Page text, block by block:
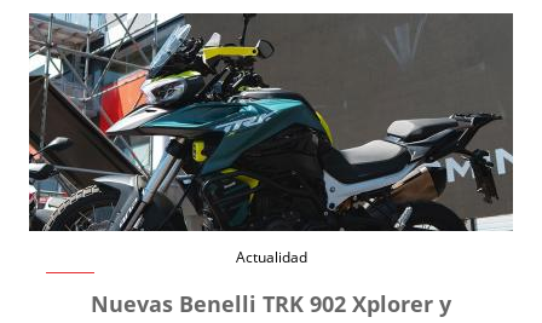
Actualidad
Nuevas Benelli TRK 902 Xplorer y